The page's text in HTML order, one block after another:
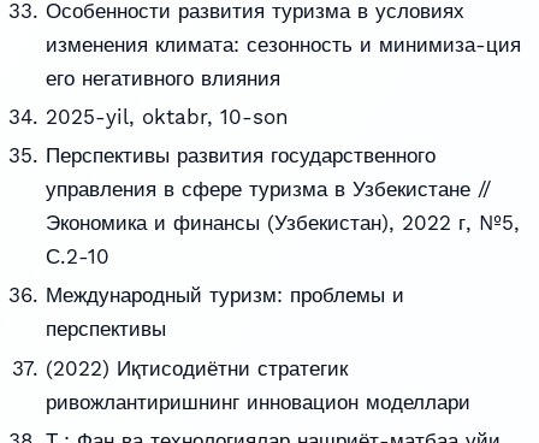
Особенности развития туризма в условиях
изменения климата: сезонность и минимиза-ция
его негативного влияния
2025-yil, oktabr, 10-son
Перспективы развития государственного
управления в сфере туризма в Узбекистане //
Экономика и финансы (Узбекистан), 2022 г, №5,
С.2-10
Международный туризм: проблемы и
перспективы
(2022) Иқтисодиётни стратегик
ривожлантиришнинг инновацион моделлари